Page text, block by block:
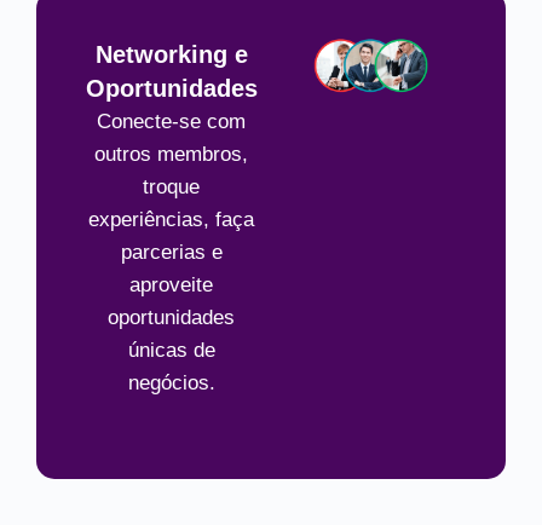
Networking e
Oportunidades
Conecte-se com
outros membros,
troque
experiências, faça
parcerias e
aproveite
oportunidades
únicas de
negócios.